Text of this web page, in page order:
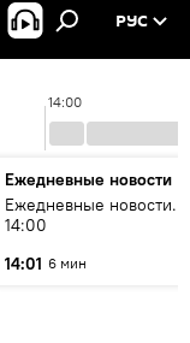
РУС
14:00
Ежедневные новости
Ежедневные новости.
14:00
14:01 6 мин